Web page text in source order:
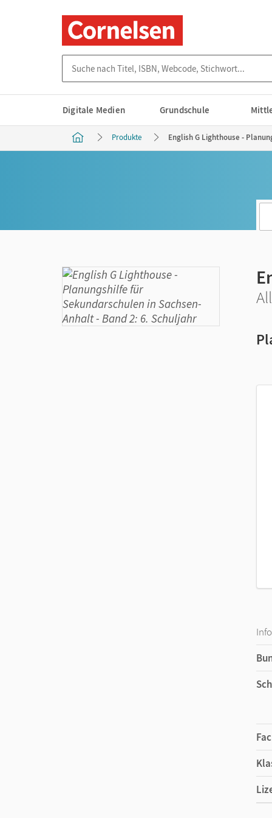
Digitale Medien Grundschule
Produkte English G Lighthouse -